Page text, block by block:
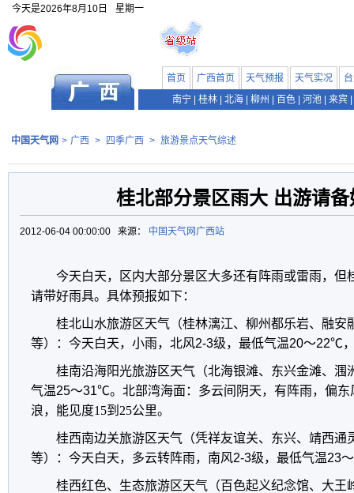
今天是2026年8月10日 星期一
首页 广西首页 天气预报 天气实况
南宁
桂林 北海 柳州 百色 河池 来宾
中国天气网 > 广西 > 四季广西 > 旅游景点天气综述
桂北部分景区雨大 出游请备
2012-06-04 00:00:00 来源： 中国天气网广西站
今天白天，区内大部分景区大多还有阵雨或雷雨，但
请带好雨具。具体预报如下：
桂北山水旅游区天气（桂林漓江、柳州都乐岩、融安
等）：今天白天，小雨，北风2-3级，最低气温20～22℃
桂南沿海阳光旅游区天气（北海银滩、东兴金滩、涠
气温25～31℃。 北部湾海面：多云间阴天，有阵雨，偏
浪，能见度15到25公里。
桂西南边关旅游区天气（凭祥友谊关、东兴、靖西通
等）：今天白天， 多云转阵雨，南风2-3级，最低气温23
桂西红色、生态旅游区天气（百色起义纪念馆、大王